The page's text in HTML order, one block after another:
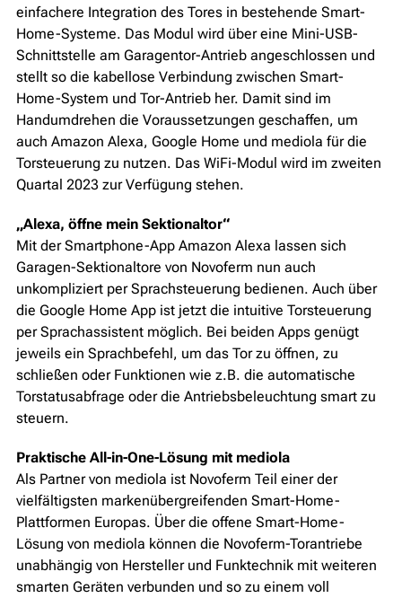
einfachere Integration des Tores in bestehende Smart-
Home-Systeme. Das Modul wird über eine Mini-USB-
Schnittstelle am Garagentor-Antrieb angeschlossen und
stellt so die kabellose Verbindung zwischen Smart-
Home-System und Tor-Antrieb her. Damit sind im
Handumdrehen die Voraussetzungen geschaffen, um
auch Amazon Alexa, Google Home und mediola für die
Torsteuerung zu nutzen. Das WiFi-Modul wird im zweiten
Quartal 2023 zur Verfügung stehen.
„Alexa, öffne mein Sektionaltor“
Mit der Smartphone-App Amazon Alexa lassen sich
Garagen-Sektionaltore von Novoferm nun auch
unkompliziert per Sprachsteuerung bedienen. Auch über
die Google Home App ist jetzt die intuitive Torsteuerung
per Sprachassistent möglich. Bei beiden Apps genügt
jeweils ein Sprachbefehl, um das Tor zu öffnen, zu
schließen oder Funktionen wie z.B. die automatische
Torstatusabfrage oder die Antriebsbeleuchtung smart zu
steuern.
Praktische All-in-One-Lösung mit mediola
Als Partner von mediola ist Novoferm Teil einer der
vielfältigsten markenübergreifenden Smart-Home-
Plattformen Europas. Über die offene Smart-Home-
Lösung von mediola können die Novoferm-Torantriebe
unabhängig von Hersteller und Funktechnik mit weiteren
smarten Geräten verbunden und so zu einem voll